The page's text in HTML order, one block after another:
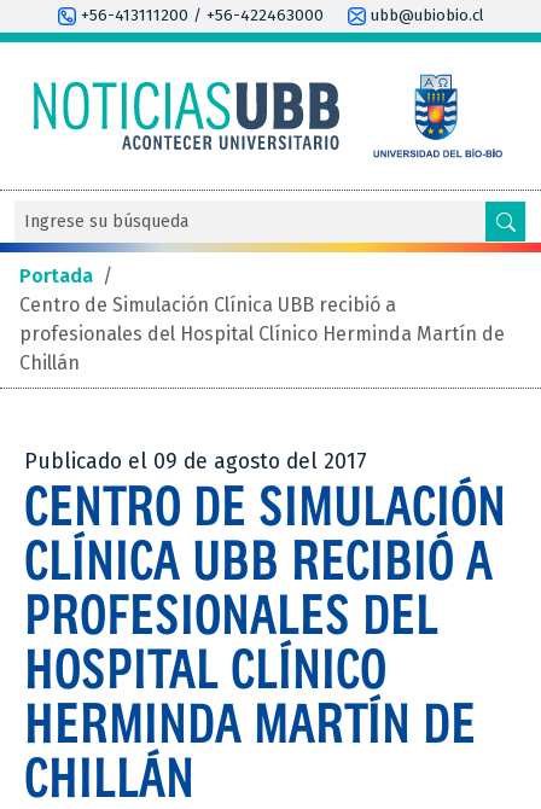
+56-413111200 / +56-422463000 ubb@ubiobio.cl
Portada /
Centro de Simulación Clínica UBB recibió a
profesionales del Hospital Clínico Herminda Martín de
Chillán
Publicado el 09 de agosto del 2017
CENTRO DE SIMULACIÓN
CLÍNICA UBB RECIBIÓ A
PROFESIONALES DEL
HOSPITAL CLÍNICO
HERMINDA MARTÍN DE
CHILLÁN